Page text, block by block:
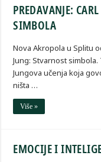
PREDAVANJE:
SIMBOLA
Nova Akropola u Splitu
Jung: Stvarnost
Jungova učenja koja
ništa …
Više »
EMOCIJE I